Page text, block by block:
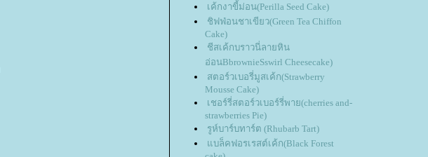
เค้กงาขี้ม่อน(Perilla Seed Cake)
ชิฟฟ่อนชาเขียว(Green Tea Chiffon
Cake)
ชีสเค้กบราวนี่ลายหิน
อ่อนBbrownieSswirl Cheesecake)
สตอร์วเบอรี่มูสเค้ก(Strawberry
Mousse Cake)
เชอร์รี่สตอร์วเบอร์รี่พาย(cherries and-
strawberries Pie)
รูห์บาร์บทาร์ต (Rhubarb Tart)
บล็คฟอรเรสต์เค้ก(Black Forest